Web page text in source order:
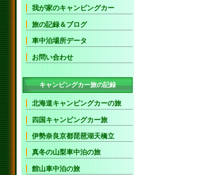
我が家のキャンピングカー
旅の記録＆ブログ
車中泊場所データ
お問い合わせ
キャンピングカー旅の記録
北海道キャンピングカーの旅
四国キャンピングカー旅
伊勢奈良京都琵琶湖天橋立
真冬の山梨車中泊の旅
館山車中泊の旅